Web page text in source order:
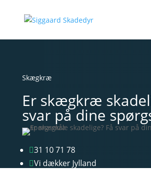
Skægkræ
Er skægkræ
svar på dine
31 10 71 78
Vi dækker Jylland